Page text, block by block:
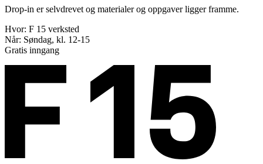
Drop-in er selvdrevet og materialer og oppgaver ligger framme.
Hvor: F 15 verksted
Når: Søndag, kl. 12-15
Gratis inngang